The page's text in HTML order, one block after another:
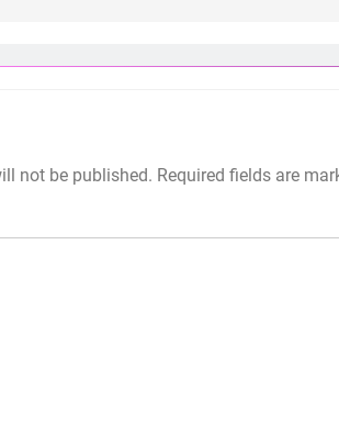
not be published. Required fields are